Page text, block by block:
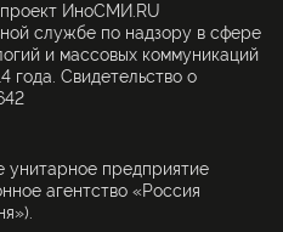
ИноСМИ.RU
службе по надзору в сфере
и массовых коммуникаций
года. Свидетельство о
унитарное предприятие
агентство «Россия